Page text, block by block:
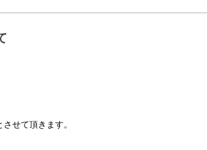
せて頂きます。